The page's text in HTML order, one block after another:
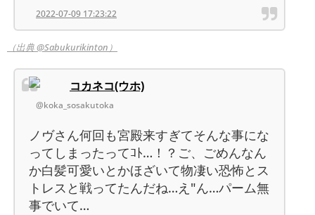
2022-07-09 17:23:22
（出典 @Sabukurikinton）
コカネコ(ウホ)
@koka_sosakutoka
ノヴさん何回も宮殿来すぎてそんな事にな
ってしまったってｺﾄ…！？ご、ごめんなん
か白髪可愛いとかほざいて物凄い恐怖とス
トレスと戦ってたんだね…え"ん…パーム無
事でいて…